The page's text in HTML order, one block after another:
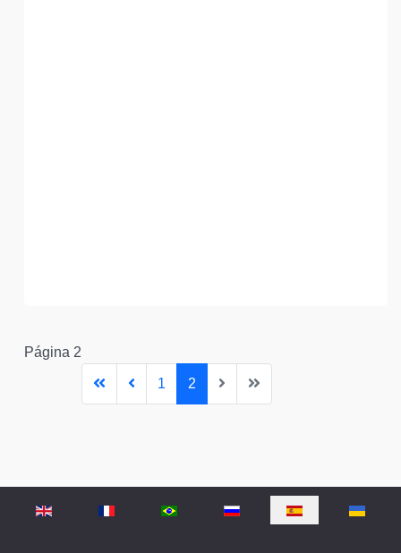
Página 2
1 2
Seleccione su idioma